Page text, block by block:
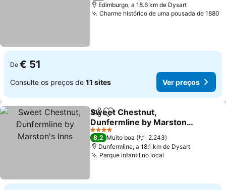
Edimburgo, a 18.6 km de Dysart
Charme histórico de uma pousada de 1880
De € 51
Consulte os preços de 11 sites Ver preços
PartilharAdicionar aos favoritos
Sweet Chestnut,
Dunfermline by Marston's
Inns
Ver preços
4 Estrelas
8,2 Muito boa
2.243
Dunfermline, a 18.1 km de Dysart
Parque infantil no local